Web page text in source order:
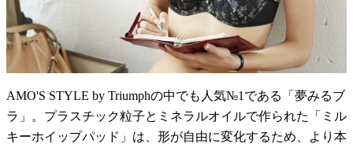
AMO'S STYLE by Triumphの中でも人気№1である「夢みるブ
ラ」。プラスチック粒子とミネラルオイルで作られた「ミル
キーホイップパッド」は、形が自由に変化するため、より本